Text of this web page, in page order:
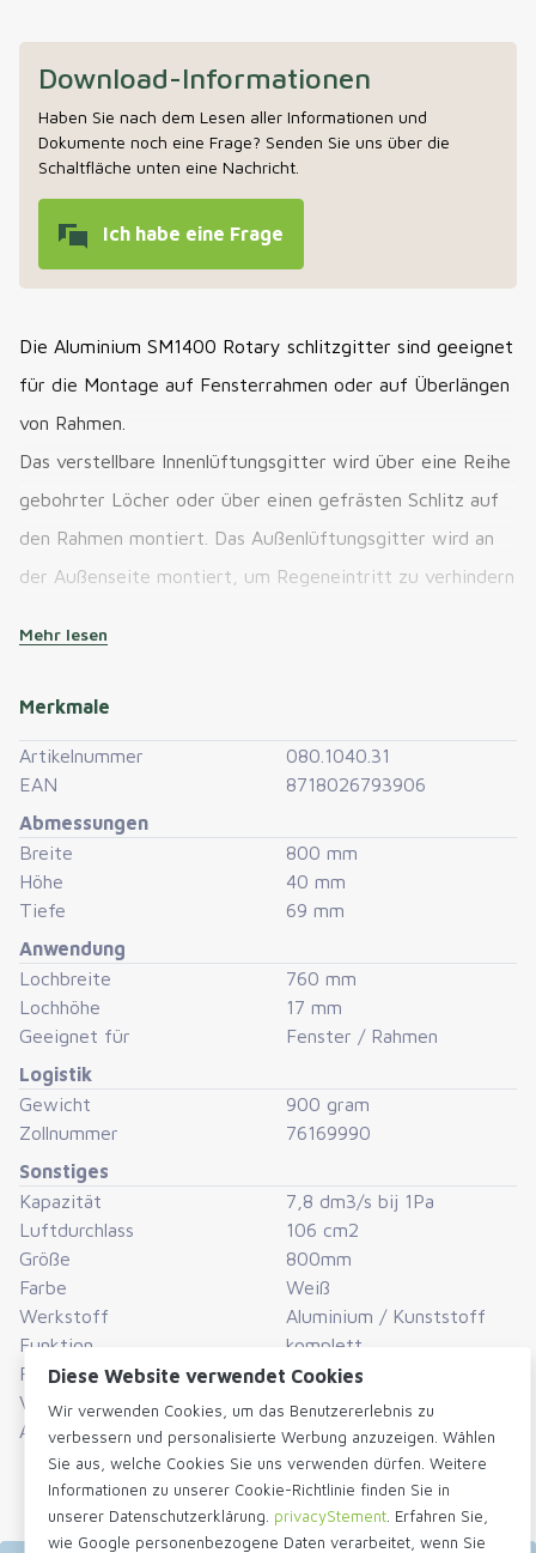
Download-Informationen
Haben Sie nach dem Lesen aller Informationen und
Dokumente noch eine Frage? Senden Sie uns über die
Schaltfläche unten eine Nachricht.
Ich habe eine Frage
Die Aluminium SM1400 Rotary schlitzgitter sind geeignet
für die Montage auf Fensterrahmen oder auf Überlängen
von Rahmen.
Das verstellbare Innenlüftungsgitter wird über eine Reihe
gebohrter Löcher oder über einen gefrästen Schlitz auf
den Rahmen montiert. Das Außenlüftungsgitter wird an
der Außenseite montiert, um Regeneintritt zu verhindern
Montage ist auf Holz-, Kunststoff- oder
16-17mm hoch und muss an beiden Seiten 2 cm kürzer
sein als die gesamte Länge des Lüftungsgitters.
Luftdurchlass:
140 cm² - 9,6 dm³/s bei 1Pa, pro Meter Länge
Abmessungen:
300, 400, 500, 600, 700, 800, und 1000 mm
Farbe:
weiß (ähnlich RAL-9003)
schwarz (ähnlich RAL-9005)
Andere Längen und RAL-Farben sind auf Anfrage
erhältlich. Die Innen- und Außenlüftungsgitter sind auch
separat erhältlich.
Fernbedienung:
Jedes Innenlüftungsgitter kann mit einer
Mehr lesen
Merkmale
Artikelnummer
080.1040.31
EAN
8718026793906
Abmessungen
Breite
800 mm
Höhe
40 mm
Tiefe
69 mm
Anwendung
Lochbreite
760 mm
Lochhöhe
17 mm
Geeignet für
Fenster / Rahmen
Logistik
Gewicht
900 gram
Zollnummer
76169990
Sonstiges
Kapazität
7,8 dm3/s bij 1Pa
Luftdurchlass
106 cm2
Größe
800mm
Farbe
Weiß
Werkstoff
Aluminium / Kunststoff
Funktion
komplett
Form
länglich
Verpackungseinheit
Stück
Auch gefunden in
Fensterschlitz Lüftung|
Aluminium Schlitz
Lüftungsgitter
Diese Website verwendet Cookies
Wir verwenden Cookies, um das Benutzererlebnis zu
verbessern und personalisierte Werbung anzuzeigen. Wählen
Sie aus, welche Cookies Sie uns verwenden dürfen. Weitere
Informationen zu unserer Cookie-Richtlinie finden Sie in
unserer Datenschutzerklärung. privacyStement . Erfahren Sie,
wie Google personenbezogene Daten verarbeitet, wenn Sie